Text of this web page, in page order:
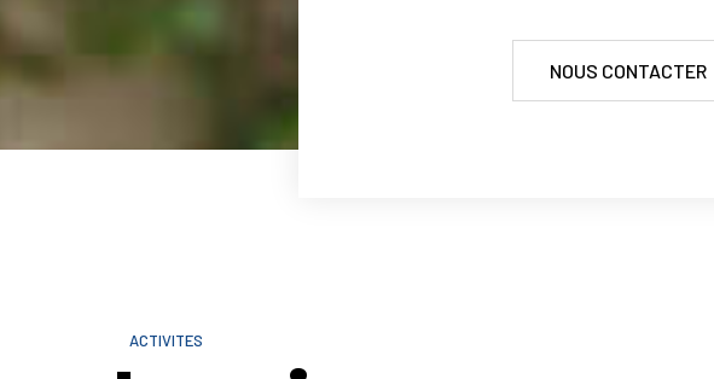
NOUS CONTACTER
ACTIVITES